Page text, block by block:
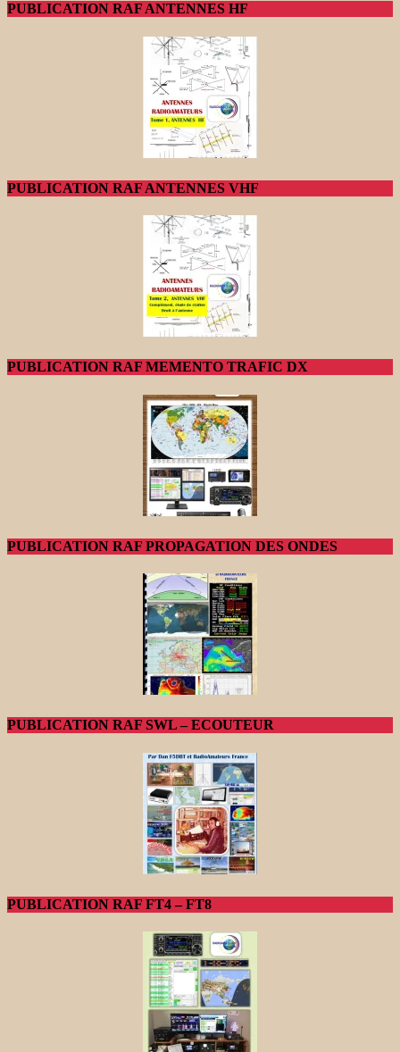
PUBLICATION RAF ANTENNES HF
PUBLICATION RAF ANTENNES VHF
PUBLICATION RAF MEMENTO TRAFIC DX
PUBLICATION RAF PROPAGATION DES ONDES
PUBLICATION RAF SWL – ECOUTEUR
PUBLICATION RAF FT4 – FT8